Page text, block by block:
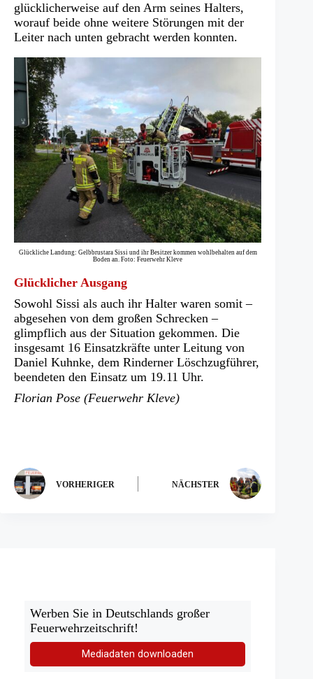
Tab)
glücklicherweise auf den Arm seines Halters,
worauf beide ohne weitere Störungen mit der
Leiter nach unten gebracht werden konnten.
Glückliche Landung: Gelbbrustara Sissi und ihr Besitzer kommen wohlbehalten auf dem
Boden an. Foto: Feuerwehr Kleve
Glücklicher Ausgang
Sowohl Sissi als auch ihr Halter waren somit –
abgesehen von dem großen Schrecken –
glimpflich aus der Situation gekommen. Die
insgesamt 16 Einsatzkräfte unter Leitung von
Daniel Kuhnke, dem Rinderner Löschzugführer,
beendeten den Einsatz um 19.11 Uhr.
Florian Pose (Feuerwehr Kleve)
VORHERIGER NÄCHSTER
Werben Sie in Deutschlands großer
Feuerwehrzeitschrift!
Mediadaten downloaden